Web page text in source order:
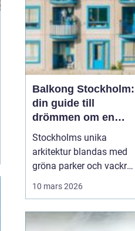
Balkong Stockholm:
din guide till
drömmen om en
uteplats
Stockholms unika
arkitektur blandas med
gröna parker och vackra
en egen balkong. Att ha
10 mars 2026